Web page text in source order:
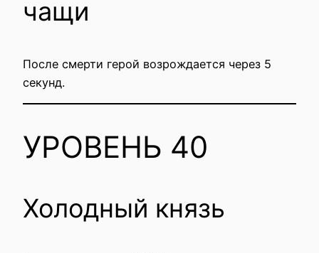
чащи
После смерти герой возрождается через 5
секунд.
УРОВЕНЬ 40
Холодный князь